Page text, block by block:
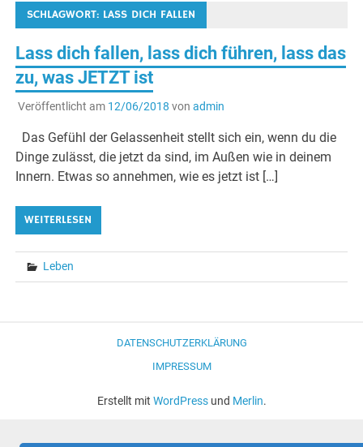
SCHLAGWORT: LASS DICH FALLEN
Lass dich fallen, lass dich führen, lass das
zu, was JETZT ist
Veröffentlicht am 12/06/2018 von admin
Das Gefühl der Gelassenheit stellt sich ein, wenn du die
Dinge zulässt, die jetzt da sind, im Außen wie in deinem
Innern. Etwas so annehmen, wie es jetzt ist […]
WEITERLESEN
Leben
DATENSCHUTZERKLÄRUNG
IMPRESSUM
Erstellt mit WordPressund Merlin.